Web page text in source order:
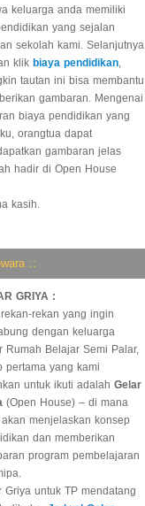
keluarga anda memiliki
yang sejalan
sekolah kami. Selanjutnya
klik biaya pendidikan,
tautan ini bisa membantu
gambaran. Mengenai
biaya pendidikan yang
orangtua dapat
gambaran jelas
hadir di Open House
kasih.
::
GRIYA :
rekan yang ingin
dengan keluarga
Rumah Belajar Semi Palar,
pertama yang kami
untuk ikuti adalah Gelar
(Open House) – di mana
akan menjelaskan konsep
dan memberikan
program pembelajaran
Griya untuk TP mendatang